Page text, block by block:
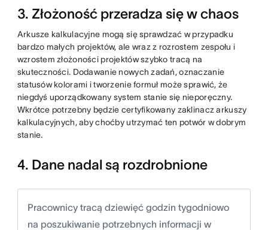
3. Złożoność przeradza się w chaos
Arkusze kalkulacyjne mogą się sprawdzać w przypadku
bardzo małych projektów, ale wraz z rozrostem zespołu i
wzrostem złożoności projektów szybko tracą na
skuteczności. Dodawanie nowych zadań, oznaczanie
statusów kolorami i tworzenie formuł może sprawić, że
niegdyś uporządkowany system stanie się nieporęczny.
Wkrótce potrzebny będzie certyfikowany zaklinacz arkuszy
kalkulacyjnych, aby choćby utrzymać ten potwór w dobrym
stanie.
4. Dane nadal są rozdrobnione
Pracownicy tracą dziewięć godzin tygodniowo
na poszukiwanie potrzebnych informacji w